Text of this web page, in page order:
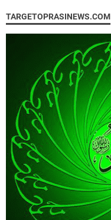
TARGETOPRASINEWS.COM